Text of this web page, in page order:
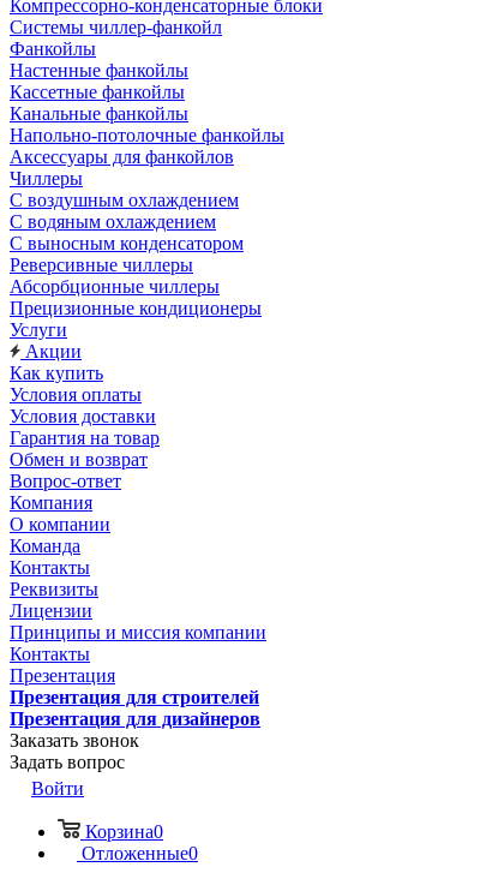
Компрессорно-конденсаторные блоки
Системы чиллер-фанкойл
Фанкойлы
Настенные фанкойлы
Кассетные фанкойлы
Канальные фанкойлы
Напольно-потолочные фанкойлы
Аксессуары для фанкойлов
Чиллеры
С воздушным охлаждением
С водяным охлаждением
С выносным конденсатором
Реверсивные чиллеры
Абсорбционные чиллеры
Прецизионные кондиционеры
Услуги
Акции
Как купить
Условия оплаты
Условия доставки
Гарантия на товар
Обмен и возврат
Вопрос-ответ
Компания
О компании
Команда
Контакты
Реквизиты
Лицензии
Принципы и миссия компании
Контакты
Презентация
Презентация для строителей
Презентация для дизайнеров
Заказать звонок
Задать вопрос
Войти
Корзина0
Отложенные0